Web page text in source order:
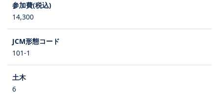
14,300
101-1
6